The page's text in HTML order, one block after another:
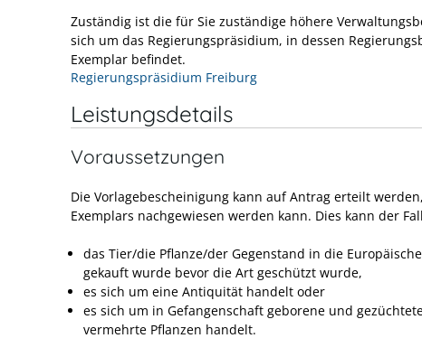
Zuständig ist die für Sie zuständige höhere
sich um das Regierungspräsidium, in dessen
Exemplar befindet.
Regierungspräsidium Freiburg
Leistungsdetails
Voraussetzungen
Die Vorlagebescheinigung kann auf Antrag erteilt
Exemplars nachgewiesen werden kann. Dies kann der
das Tier/die Pflanze/der Gegenstand in die
gekauft wurde bevor die Art geschützt wurde,
es sich um eine Antiquität handelt oder
es sich um in Gefangenschaft geborene und
vermehrte Pflanzen handelt.